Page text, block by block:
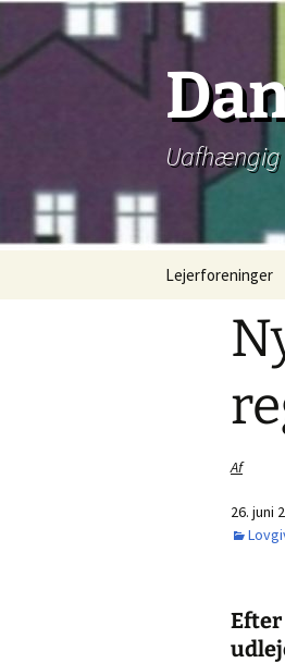
indhold
Uafhængig
Lejerforeninger
Af
26. juni